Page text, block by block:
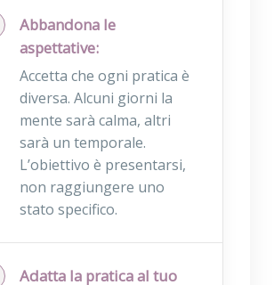
Abbandona le
aspettative:
Accetta che ogni pratica è
diversa. Alcuni giorni la
mente sarà calma, altri
sarà un temporale.
L’obiettivo è presentarsi,
non raggiungere uno
stato specifico.
Adatta la pratica al tuo